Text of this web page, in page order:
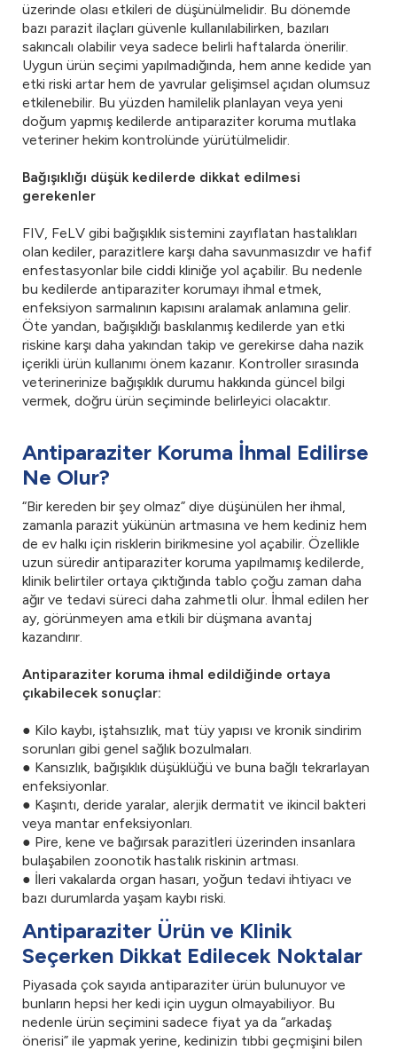
üzerinde olası etkileri de düşünülmelidir. Bu dönemde
bazı parazit ilaçları güvenle kullanılabilirken, bazıları
sakıncalı olabilir veya sadece belirli haftalarda önerilir.
Uygun ürün seçimi yapılmadığında, hem anne kedide yan
etki riski artar hem de yavrular gelişimsel açıdan olumsuz
etkilenebilir. Bu yüzden hamilelik planlayan veya yeni
doğum yapmış kedilerde antiparaziter koruma mutlaka
veteriner hekim kontrolünde yürütülmelidir.
Bağışıklığı düşük kedilerde dikkat edilmesi
gerekenler
FIV, FeLV gibi bağışıklık sistemini zayıflatan hastalıkları
olan kediler, parazitlere karşı daha savunmasızdır ve hafif
enfestasyonlar bile ciddi kliniğe yol açabilir. Bu nedenle
bu kedilerde antiparaziter korumayı ihmal etmek,
enfeksiyon sarmalının kapısını aralamak anlamına gelir.
Öte yandan, bağışıklığı baskılanmış kedilerde yan etki
riskine karşı daha yakından takip ve gerekirse daha nazik
içerikli ürün kullanımı önem kazanır. Kontroller sırasında
veterinerinize bağışıklık durumu hakkında güncel bilgi
vermek, doğru ürün seçiminde belirleyici olacaktır.
Antiparaziter Koruma İhmal Edilirse
Ne Olur?
“Bir kereden bir şey olmaz” diye düşünülen her ihmal,
zamanla parazit yükünün artmasına ve hem kediniz hem
de ev halkı için risklerin birikmesine yol açabilir. Özellikle
uzun süredir antiparaziter koruma yapılmamış kedilerde,
klinik belirtiler ortaya çıktığında tablo çoğu zaman daha
ağır ve tedavi süreci daha zahmetli olur. İhmal edilen her
ay, görünmeyen ama etkili bir düşmana avantaj
kazandırır.
Antiparaziter koruma ihmal edildiğinde ortaya
çıkabilecek sonuçlar:
● Kilo kaybı, iştahsızlık, mat tüy yapısı ve kronik sindirim
sorunları gibi genel sağlık bozulmaları.
● Kansızlık, bağışıklık düşüklüğü ve buna bağlı tekrarlayan
enfeksiyonlar.
● Kaşıntı, deride yaralar, alerjik dermatit ve ikincil bakteri
veya mantar enfeksiyonları.
● Pire, kene ve bağırsak parazitleri üzerinden insanlara
bulaşabilen zoonotik hastalık riskinin artması.
● İleri vakalarda organ hasarı, yoğun tedavi ihtiyacı ve
bazı durumlarda yaşam kaybı riski.
Antiparaziter Ürün ve Klinik
Seçerken Dikkat Edilecek Noktalar
Piyasada çok sayıda antiparaziter ürün bulunuyor ve
bunların hepsi her kedi için uygun olmayabiliyor. Bu
nedenle ürün seçimini sadece fiyat ya da “arkadaş
önerisi” ile yapmak yerine, kedinizin tıbbi geçmişini bilen